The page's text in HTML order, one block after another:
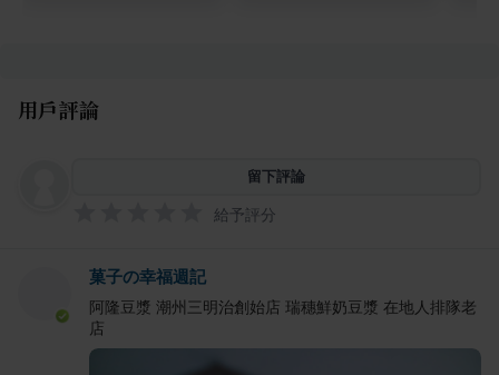
用戶評論
留下評論
給予評分
菓子の幸福週記
阿隆豆漿 潮州三明治創始店 瑞穗鮮奶豆漿 在地人排隊老
店